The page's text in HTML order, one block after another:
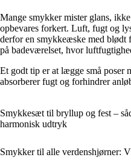
Mange smykker mister glans,
opbevares forkert. Luft, fugt og
derfor en smykkeæske med blødt
på badeværelset, hvor
Et godt tip er at lægge små poser
absorberer fugt og forhindrer
Smykkesæt til bryllup og fest –
harmonisk udtryk
Smykker til alle verdenshjørner: